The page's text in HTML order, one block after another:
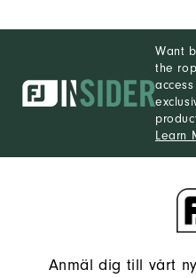
Want
the
Learn
Anmäl dig till vårt